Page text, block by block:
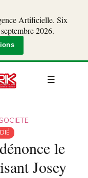
Artificielle. Six
2026.
SOCIETE
le
Josey